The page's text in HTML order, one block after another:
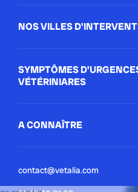
NOS VILLES
SYMPTÔMES
VÉTÉRINIARES
A CONNAÎTRE
contact@vetalia.com